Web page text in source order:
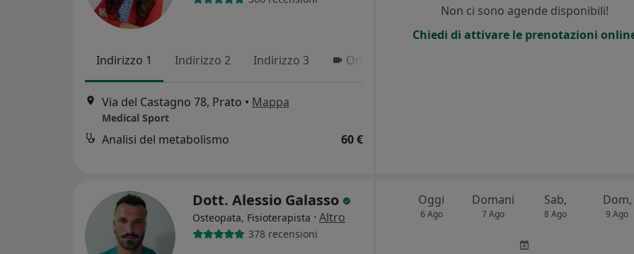
Indirizzo 1 Indirizzo 2 Indirizzo 3 Online
Via del Castagno 78, Prato • Mappa
Medical Sport
Analisi del metabolismo 60 €
Non ci sono agende disponibili!
Chiedi di attivare le prenotazioni
Dott. Alessio Galasso
Osteopata, Fisioterapista · Altro
378 recensioni
Oggi
6 Ago
Domani
7 Ago
Sab,
8 Ago
Dom,
9 Ago